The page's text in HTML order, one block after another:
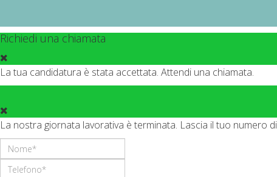
Richiedi una chiamata
La tua candidatura è stata accettata. Attendi una chiamata.
La nostra giornata lavorativa è terminata. Lascia il tuo numero